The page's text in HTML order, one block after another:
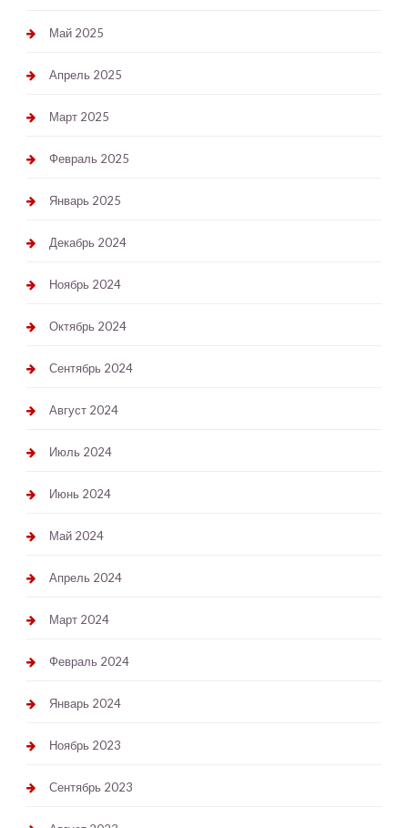
Май 2025
Апрель 2025
Март 2025
Февраль 2025
Январь 2025
Декабрь 2024
Ноябрь 2024
Октябрь 2024
Сентябрь 2024
Август 2024
Июль 2024
Июнь 2024
Май 2024
Апрель 2024
Март 2024
Февраль 2024
Январь 2024
Ноябрь 2023
Сентябрь 2023